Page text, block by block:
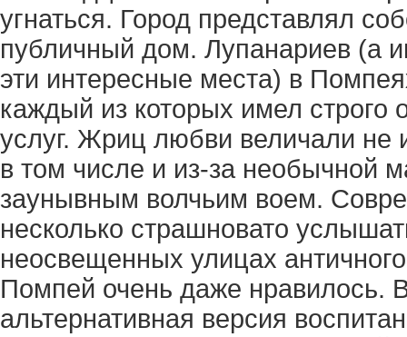
угнаться. Город представлял
публичный дом. Лупанариев (а
эти интересные места) в
каждый из которых имел
услуг. Жриц любви величали не
в том числе и из-за необычной
заунывным волчьим воем.
несколько страшновато
неосвещенных улицах
Помпей очень даже нравилось.
альтернативная версия